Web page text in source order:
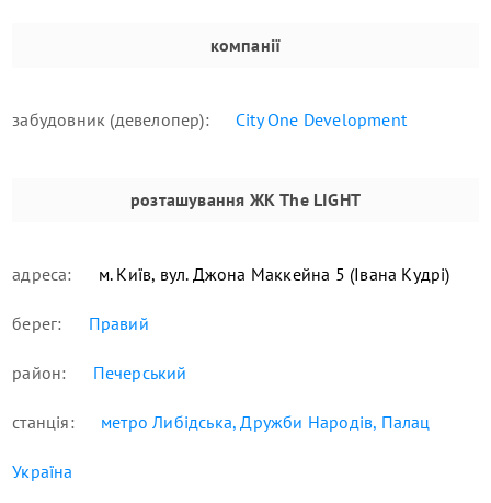
компанії
забудовник (девелопер): City One Development
розташування ЖК The LIGHT
адреса: м. Київ, вул. Джона Маккейна 5 (Івана Кудрі)
берег: Правий
район: Печерський
станція: метро Либідська, Дружби Народів, Палац
Україна